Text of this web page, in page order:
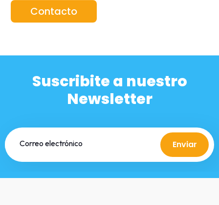
Contacto
Suscribite a nuestro
Newsletter
Enviar